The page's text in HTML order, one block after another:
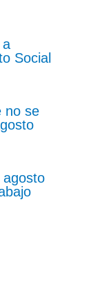
a
Social
no se
agosto